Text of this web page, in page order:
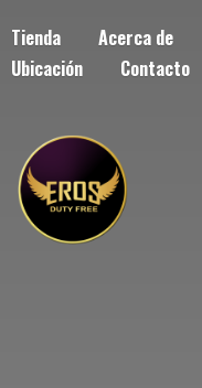
Tienda
Acerca de
Ubicación
Contacto